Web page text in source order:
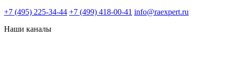
+7 (495) 225-34-44 +7 (499) 418-00-41 info@raexpert.ru
Наши каналы